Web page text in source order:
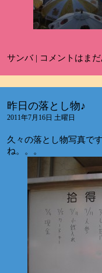
サンバ| コメントはま
昨日の落とし物♪
2011年7月16日 土曜日
久々の落とし物写真で
ね。。。